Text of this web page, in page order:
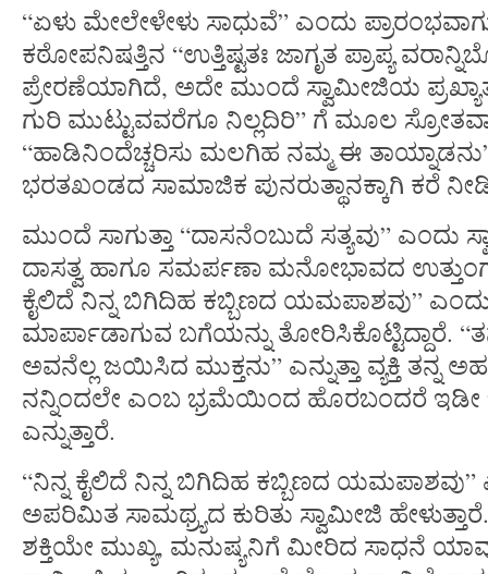
“ಏಳು ಮೇಲೇಳೇಳು ಸಾಧುವೆ” ಎಂದು
ಕಠೋಪನಿಷತ್ತಿನ “ಉತ್ತಿಷ್ಟತಃ ಜಾಗೃತ ಪ್ರಾಪ್ಯ
ಪ್ರೇರಣೆಯಾಗಿದೆ, ಅದೇ ಮುಂದೆ ಸ್ವಾಮೀಜಿಯ
ಗುರಿ ಮುಟ್ಟುವವರೆಗೂ ನಿಲ್ಲದಿರಿ” ಗೆ ಮೂಲ
“ಹಾಡಿನಿಂದೆಚ್ಚರಿಸು ಮಲಗಿಹ ನಮ್ಮ ಈ ತಾಯ್ನಾಡನು”
ಭರತಖಂಡದ ಸಾಮಾಜಿಕ ಪುನರುತ್ಥಾನಕ್ಕಾಗಿ ಕರೆ
ಮುಂದೆ ಸಾಗುತ್ತಾ “ದಾಸನೆಂಬುದೆ ಸತ್ಯವು” ಎಂದು
ದಾಸತ್ವ ಹಾಗೂ ಸಮರ್ಪಣಾ ಮನೋಭಾವದ ಉತ್ತುಂಗ
ಕೈಲಿದೆ ನಿನ್ನ ಬಿಗಿದಿಹ ಕಬ್ಬಿಣದ ಯಮಪಾಶವು” ಎಂದು
ಮಾರ್ಪಾಡಾಗುವ ಬಗೆಯನ್ನು ತೋರಿಸಿಕೊಟ್ಟಿದ್ದಾರೆ.
ಅವನೆಲ್ಲ ಜಯಿಸಿದ ಮುಕ್ತನು” ಎನ್ನುತ್ತಾ ವ್ಯಕ್ತಿ ತನ್ನ
ನನ್ನಿಂದಲೇ ಎಂಬ ಭ್ರಮೆಯಿಂದ ಹೊರಬಂದರೆ ಇಡೀ
ಎನ್ನುತ್ತಾರೆ.
“ನಿನ್ನ ಕೈಲಿದೆ ನಿನ್ನ ಬಿಗಿದಿಹ ಕಬ್ಬಿಣದ
ಅಪರಿಮಿತ ಸಾಮಥ್ರ್ಯದ ಕುರಿತು ಸ್ವಾಮೀಜಿ
ಶಕ್ತಿಯೇ ಮುಖ್ಯ, ಮನುಷ್ಯನಿಗೆ ಮೀರಿದ ಸಾಧನೆ